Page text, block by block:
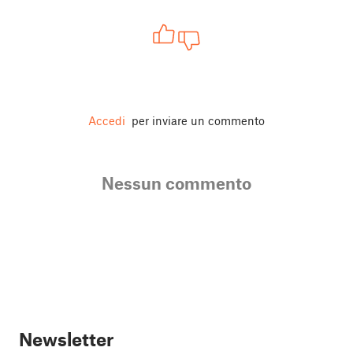
Accedi per inviare un commento
Nessun commento
Newsletter